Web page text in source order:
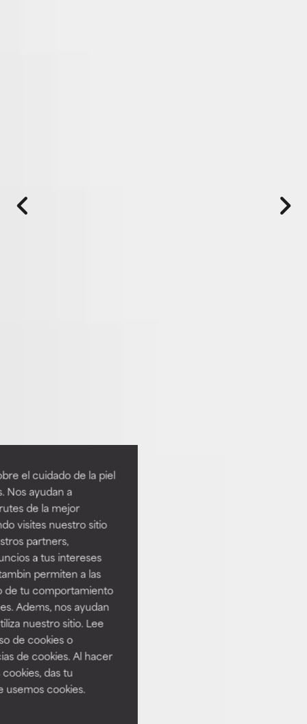
el cuidado de la piel
Nos ayudan a
de la mejor
visites nuestro sitio
partners,
a tus intereses
permiten a las
de tu comportamiento
Adems, nos ayudan
nuestro sitio. Lee
de cookies o
de cookies. Al hacer
das tu
usemos cookies.